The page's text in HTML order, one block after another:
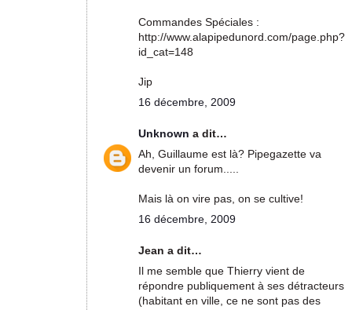
Commandes Spéciales :
http://www.alapipedunord.com/page.php?
id_cat=148
Jip
16 décembre, 2009
Unknown a dit…
Ah, Guillaume est là? Pipegazette va
devenir un forum.....
Mais là on vire pas, on se cultive!
16 décembre, 2009
Jean a dit…
Il me semble que Thierry vient de
répondre publiquement à ses détracteurs
(habitant en ville, ce ne sont pas des